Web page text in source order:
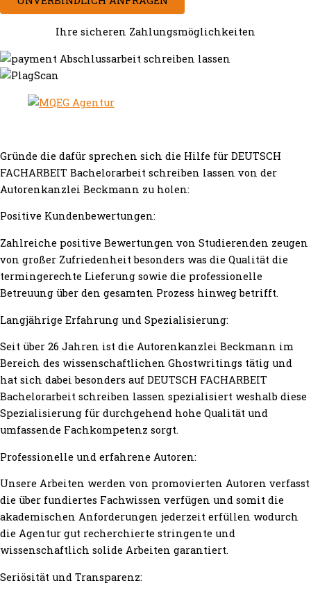
Ihre sicheren Zahlungsmöglichkeiten
Gründe die dafür sprechen sich die Hilfe für DEUTSCH
FACHARBEIT Bachelorarbeit schreiben lassen von der
Autorenkanzlei Beckmann zu holen:
Positive Kundenbewertungen:
Zahlreiche positive Bewertungen von Studierenden zeugen
von großer Zufriedenheit besonders was die Qualität die
termingerechte Lieferung sowie die professionelle
Betreuung über den gesamten Prozess hinweg betrifft.
Langjährige Erfahrung und Spezialisierung:
Seit über 26 Jahren ist die Autorenkanzlei Beckmann im
Bereich des wissenschaftlichen Ghostwritings tätig und
hat sich dabei besonders auf DEUTSCH FACHARBEIT
Bachelorarbeit schreiben lassen spezialisiert weshalb diese
Spezialisierung für durchgehend hohe Qualität und
umfassende Fachkompetenz sorgt.
Professionelle und erfahrene Autoren:
Unsere Arbeiten werden von promovierten Autoren verfasst
die über fundiertes Fachwissen verfügen und somit die
akademischen Anforderungen jederzeit erfüllen wodurch
die Agentur gut recherchierte stringente und
wissenschaftlich solide Arbeiten garantiert.
Seriösität und Transparenz: